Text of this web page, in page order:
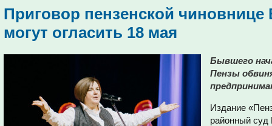
Приговор пензенской
могут огласить 18 мая
Бывшего
Пензы
Издание
районный суд